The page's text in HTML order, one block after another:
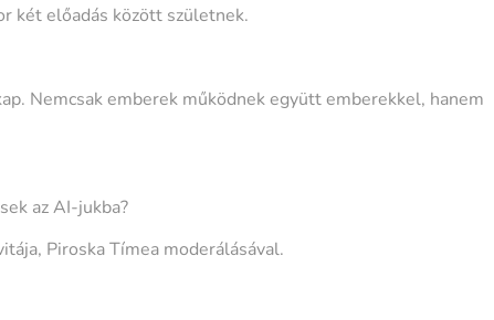
két előadás között születnek.
Nemcsak emberek működnek együtt emberekkel, hanem
az AI-jukba?
Piroska Tímea moderálásával.